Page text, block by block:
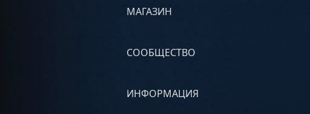
МАГАЗИН
СООБЩЕСТВО
ИНФОРМАЦИЯ